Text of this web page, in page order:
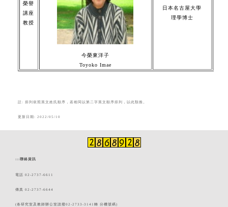
榮譽
講座
教授
今榮東洋子
Toyoko Imae
日本名古屋大學
理學博士
註: 排列依照英文姓氏順序，若相同以第二字英文順序排列，以此類推。
更新日期: 2022/05/10
::: 聯絡資訊
電話 02-2737-6611
傳真 02-2737-6644
(各研究室及教師辦公室請撥02-2733-3141轉 分機號碼)